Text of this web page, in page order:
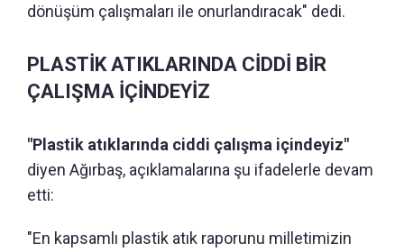
dönüşüm çalışmaları ile onurlandıracak" dedi.
PLASTİK ATIKLARINDA CİDDİ BİR
ÇALIŞMA İÇİNDEYİZ
"Plastik atıklarında ciddi çalışma içindeyiz"
diyen Ağırbaş, açıklamalarına şu ifadelerle devam
etti:
"En kapsamlı plastik atık raporunu milletimizin